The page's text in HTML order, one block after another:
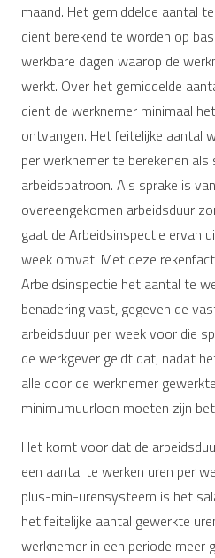
maand. Het gemiddelde aantal
dient berekend te worden op
werkbare dagen waarop de
werkt. Over het gemiddelde
dient de werknemer minimaal
ontvangen. Het feitelijke aantal
per werknemer te berekenen
arbeidspatroon. Als sprake is
overeengekomen arbeidsduur
gaat de Arbeidsinspectie ervan
week omvat. Met deze
Arbeidsinspectie het aantal te
benadering vast, gegeven de
arbeidsduur per week voor die
de werkgever geldt dat, nadat
alle door de werknemer
minimumuurloon moeten zijn
Het komt voor dat de
een aantal te werken uren per
plus-min-urensysteem is het
het feitelijke aantal gewerkte
werknemer in een periode meer